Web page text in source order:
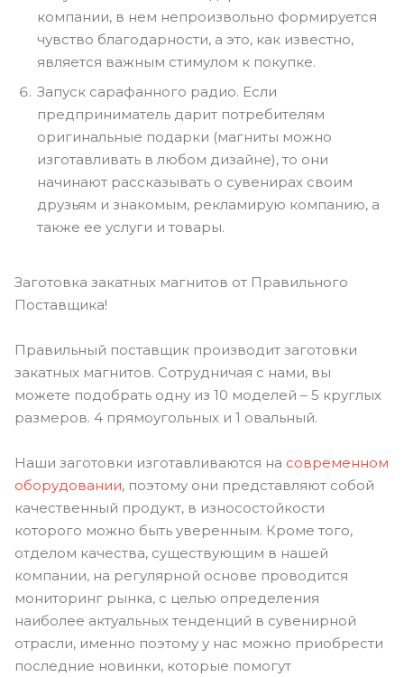
компании, в нем непроизвольно формируется
чувство благодарности, а это, как известно,
является важным стимулом к покупке.
Запуск сарафанного радио. Если
предприниматель дарит потребителям
оригинальные подарки (магниты можно
изготавливать в любом дизайне), то они
начинают рассказывать о сувенирах своим
друзьям и знакомым, рекламирую компанию, а
также ее услуги и товары.
Заготовка закатных магнитов от Правильного
Поставщика!
Правильный поставщик производит заготовки
закатных магнитов. Сотрудничая с нами, вы
можете подобрать одну из 10 моделей – 5 круглых
размеров. 4 прямоугольных и 1 овальный.
Наши заготовки изготавливаются на современном
оборудовании, поэтому они представляют собой
качественный продукт, в износостойкости
которого можно быть уверенным. Кроме того,
отделом качества, существующим в нашей
компании, на регулярной основе проводится
мониторинг рынка, с целью определения
наиболее актуальных тенденций в сувенирной
отрасли, именно поэтому у нас можно приобрести
последние новинки, которые помогут